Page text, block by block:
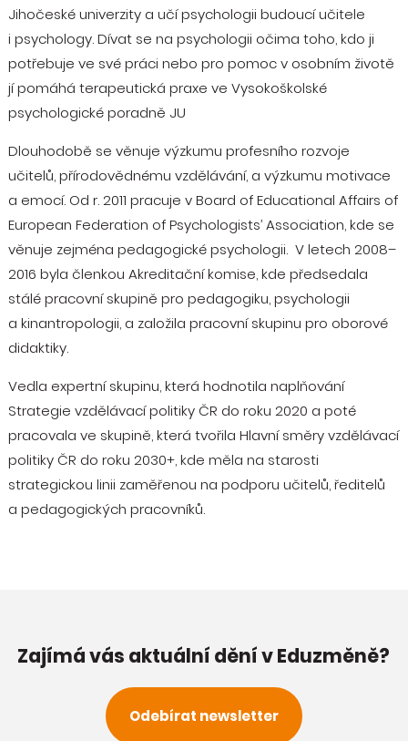
Jihočeské univerzity a učí psychologii budoucí učitele
i psychology. Dívat se na psychologii očima toho, kdo ji
potřebuje ve své práci nebo pro pomoc v osobním životě
jí pomáhá terapeutická praxe ve Vysokoškolské
psychologické poradně JU
Dlouhodobě se věnuje výzkumu profesního rozvoje
učitelů, přírodovědnému vzdělávání, a výzkumu motivace
a emocí. Od r. 2011 pracuje v Board of Educational Affairs of
European Federation of Psychologists’ Association, kde se
věnuje zejména pedagogické psychologii. V letech 2008–
2016 byla členkou Akreditační komise, kde předsedala
stálé pracovní skupině pro pedagogiku, psychologii
a kinantropologii, a založila pracovní skupinu pro oborové
didaktiky.
Vedla expertní skupinu, která hodnotila naplňování
Strategie vzdělávací politiky ČR do roku 2020 a poté
pracovala ve skupině, která tvořila Hlavní směry vzdělávací
politiky ČR do roku 2030+, kde měla na starosti
strategickou linii zaměřenou na podporu učitelů, ředitelů
a pedagogických pracovníků.
Zajímá vás aktuální dění v Eduzměně?
Odebírat newsletter